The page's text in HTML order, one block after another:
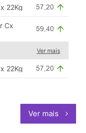
22Kg
Cx
Ver mais
22Kg
Ver mais